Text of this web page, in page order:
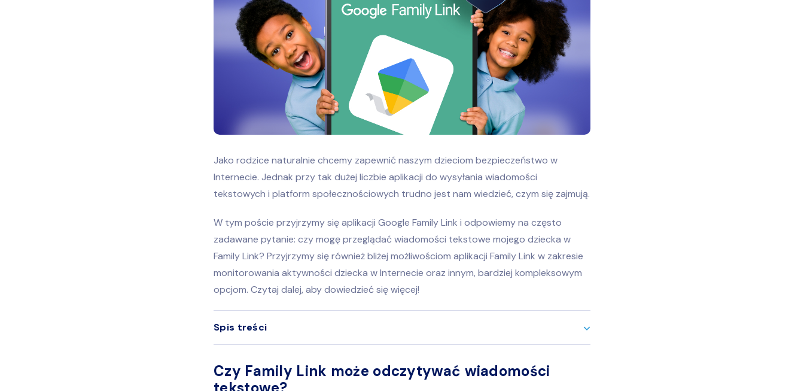
Jako rodzice naturalnie chcemy zapewnić naszym dzieciom bezpieczeństwo w
Internecie. Jednak przy tak dużej liczbie aplikacji do wysyłania wiadomości
tekstowych i platform społecznościowych trudno jest nam wiedzieć, czym się zajmują.
W tym poście przyjrzymy się aplikacji Google Family Link i odpowiemy na często
zadawane pytanie: czy mogę przeglądać wiadomości tekstowe mojego dziecka w
Family Link? Przyjrzymy się również bliżej możliwościom aplikacji Family Link w zakresie
monitorowania aktywności dziecka w Internecie oraz innym, bardziej kompleksowym
opcjom. Czytaj dalej, aby dowiedzieć się więcej!
Spis treści
Czy Family Link może odczytywać wiadomości